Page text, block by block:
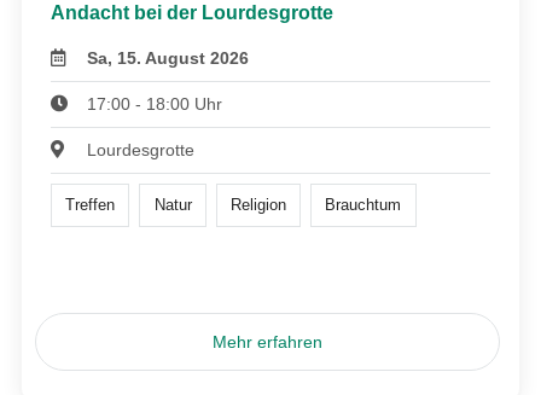
Andacht bei der Lourdesgrotte
Sa, 15. August 2026
17:00 - 18:00 Uhr
Lourdesgrotte
Treffen Natur Religion Brauchtum
Mehr erfahren